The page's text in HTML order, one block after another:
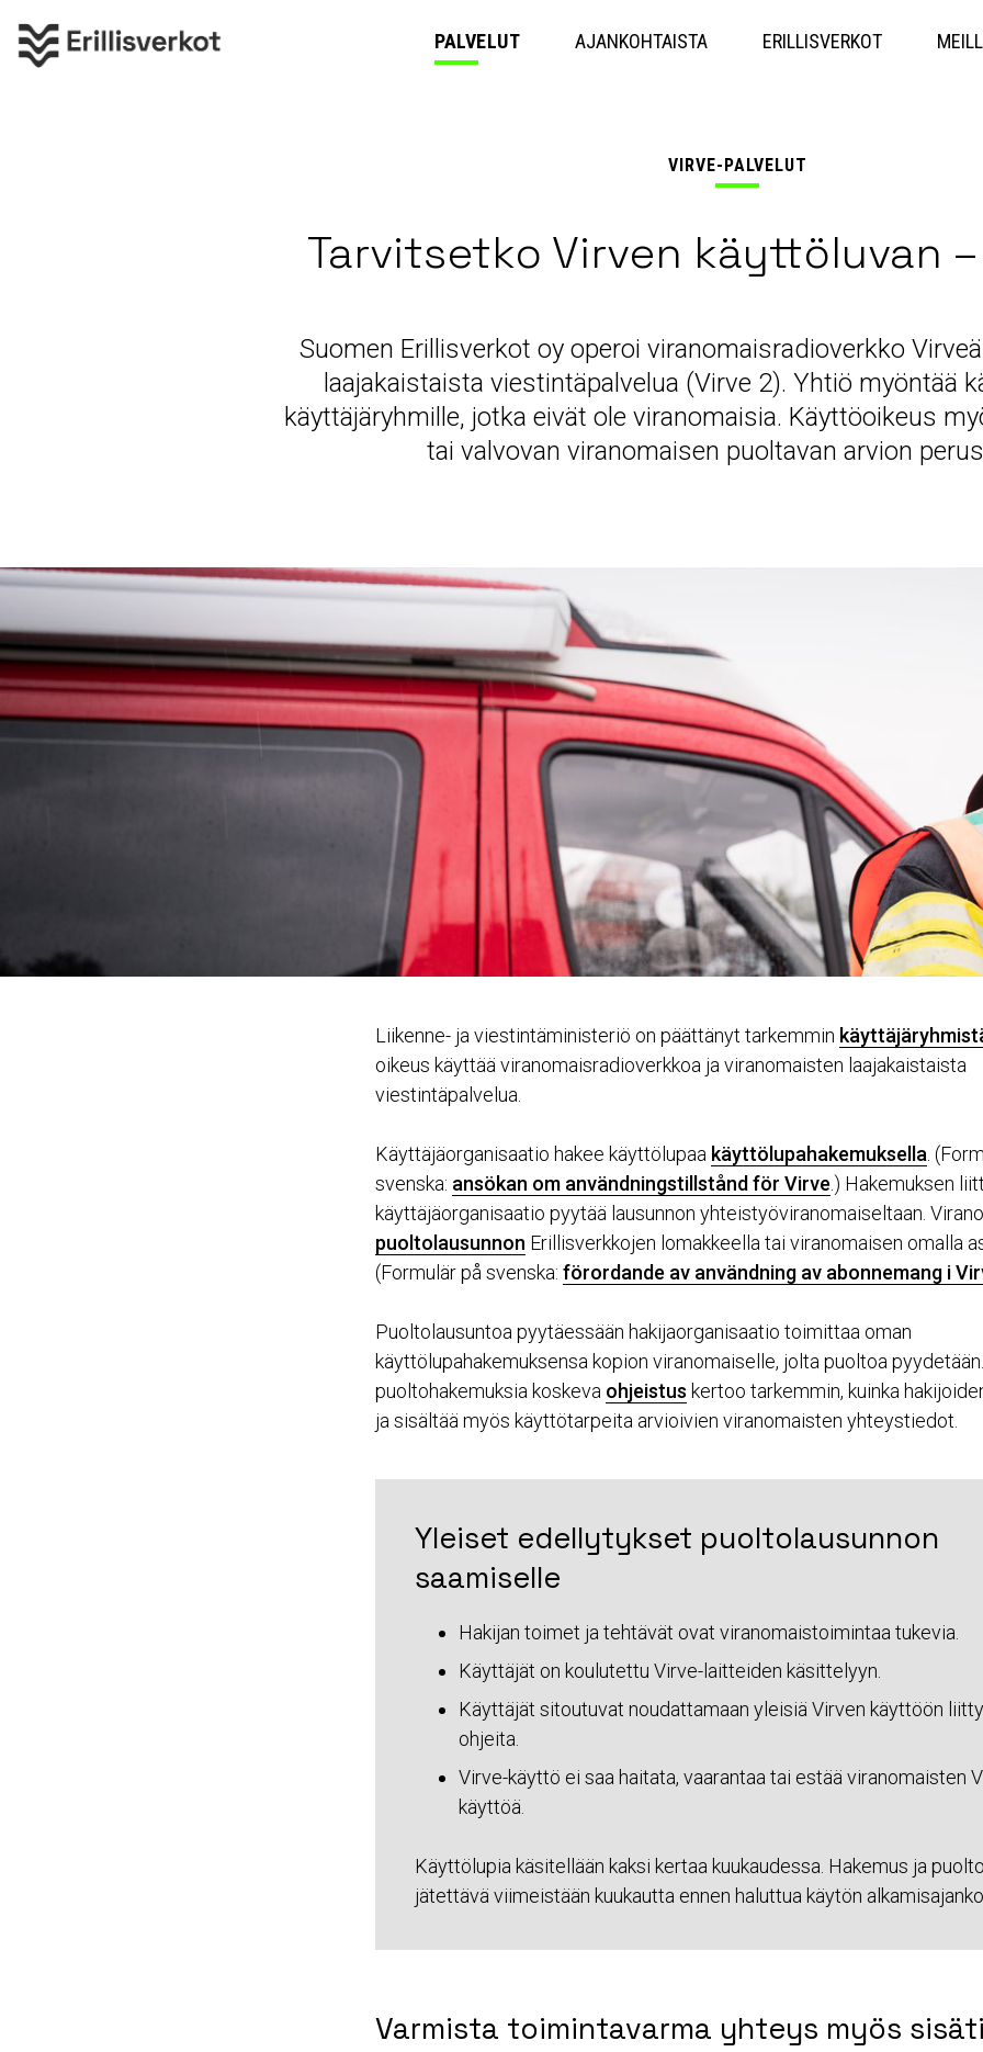
sisältöön
PALVELUT AJANKOHTAISTA ERILLISVERKOT
VIRVE-PALVELUT
Tarvitsetko Virven käyttöluvan
Suomen Erillisverkot oy operoi viranomaisradioverkko
laajakaistaista viestintäpalvelua (Virve 2). Yhtiö myöntää
käyttäjäryhmille, jotka eivät ole viranomaisia. Käyttöoikeus
tai valvovan viranomaisen puoltavan arvion
Liikenne- ja viestintäministeriö on päättänyt tarkemmin
oikeus käyttää viranomaisradioverkkoa ja viranomaisten laajakaistaista
viestintäpalvelua.
Käyttäjäorganisaatio hakee käyttölupaa käyttölupahakemuksella.
svenska: ansökan om användningstillstånd för Virve.) Hakemuksen
käyttäjäorganisaatio pyytää lausunnon yhteistyöviranomaiseltaan.
puoltolausunnon Erillisverkkojen lomakkeella tai viranomaisen omalla
(Formulär på svenska: förordande av användning av abonnemang i
Puoltolausuntoa pyytäessään hakijaorganisaatio toimittaa oman
käyttölupahakemuksensa kopion viranomaiselle, jolta puoltoa
puoltohakemuksia koskeva ohjeistus kertoo tarkemmin, kuinka
ja sisältää myös käyttötarpeita arvioivien viranomaisten yhteystiedot.
Yleiset edellytykset puoltolausunnon
saamiselle
Hakijan toimet ja tehtävät ovat viranomaistoimintaa tukevia.
Käyttäjät on koulutettu Virve-laitteiden käsittelyyn.
Käyttäjät sitoutuvat noudattamaan yleisiä Virven käyttöön
ohjeita.
Virve-käyttö ei saa haitata, vaarantaa tai estää viranomaisten
käyttöä.
Käyttölupia käsitellään kaksi kertaa kuukaudessa. Hakemus ja
jätettävä viimeistään kuukautta ennen haluttua käytön
Varmista toimintavarma yhteys myös